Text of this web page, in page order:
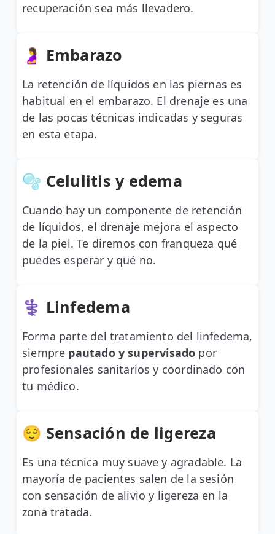
recuperación sea más llevadero.
🤰 Embarazo
La retención de líquidos en las piernas es
habitual en el embarazo. El drenaje es una
de las pocas técnicas indicadas y seguras
en esta etapa.
🫧 Celulitis y edema
Cuando hay un componente de retención
de líquidos, el drenaje mejora el aspecto
de la piel. Te diremos con franqueza qué
puedes esperar y qué no.
⚕️ Linfedema
Forma parte del tratamiento del linfedema,
siempre pautado y supervisado por
profesionales sanitarios y coordinado con
tu médico.
😌 Sensación de ligereza
Es una técnica muy suave y agradable. La
mayoría de pacientes salen de la sesión
con sensación de alivio y ligereza en la
zona tratada.